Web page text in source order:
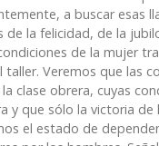
a buscar esas
de la felicidad, de la
de la mujer
Veremos que las
clase obrera, cuyas
y que sólo la victoria
el estado de